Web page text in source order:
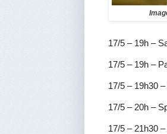
17/5 – 19h –
17/5 – 19h –
17/5 – 19h30
17/5 – 20h –
17/5 – 21h30